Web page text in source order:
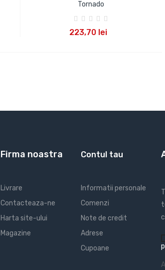
Tornado
223,70 lei
Firma noastra
Livrare
Contacteaza-ne
Harta site-ului
Magazine
Contul tau
Informatii personale
Comenzi
Note de credit
Adrese
Cupoane